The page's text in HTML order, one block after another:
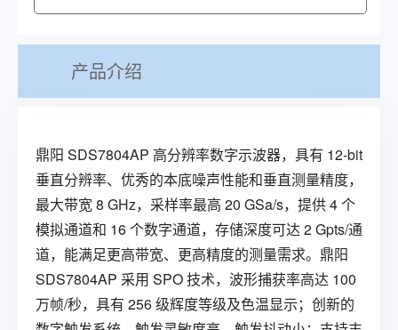
产品介绍
鼎阳 SDS7804AP 高分辨率数字示波器，具有 12-bit
垂直分辨率、优秀的本底噪声性能和垂直测量精度，
最大带宽 8 GHz，采样率最高 20 GSa/s，提供 4 个
模拟通道和 16 个数字通道，存储深度可达 2 Gpts/通
道，能满足更高带宽、更高精度的测量需求。 鼎阳
SDS7804AP 采用 SPO 技术，波形捕获率高达 100
万帧/秒，具有 256 级辉度等级及色温显示；创新的